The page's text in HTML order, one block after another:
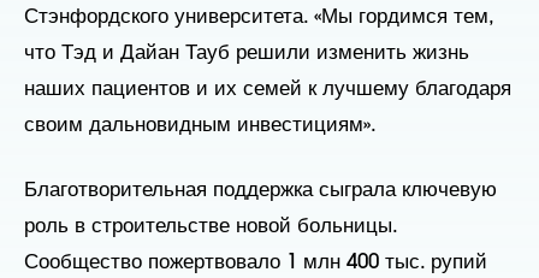
Стэнфордского университета. «Мы гордимся тем,
что Тэд и Дайан Тауб решили изменить жизнь
наших пациентов и их семей к лучшему благодаря
своим дальновидным инвестициям».
Благотворительная поддержка сыграла ключевую
роль в строительстве новой больницы.
Сообщество пожертвовало 1 млн 400 тыс. рупий